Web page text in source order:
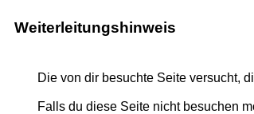
Weiterleitungshinweis
Die von dir besuchte Seite versucht,
Falls du diese Seite nicht besuchen